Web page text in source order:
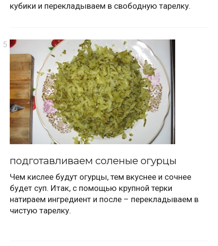
кубики и перекладываем в свободную тарелку.
подготавливаем соленые огурцы
Чем кислее будут огурцы, тем вкуснее и сочнее
будет суп. Итак, с помощью крупной терки
натираем ингредиент и после – перекладываем в
чистую тарелку.